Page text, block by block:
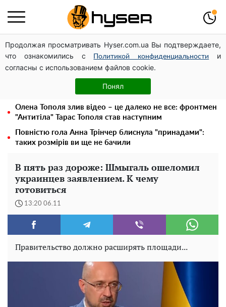
Продолжая просматривать Hyser.com.ua Вы подтверждаете,
что ознакомились с
Политикой конфиденциальности
и
согласны с использованием файлов cookie.
Понял
Стрілянина на заправці заради розваги: син одіозного
ексрегіонала випорхнув з СІЗО за смішні гроші вже
наступного дня
Гола Олена Тополя у цікавих позах змусила відвисати
щелепи: злив відео – було лише початком
Олена Тополя злив відео – це далеко не все: фронтмен
"Антитіла" Тарас Тополя став наступним
Повністю гола Анна Трінчер блиснула "принадами":
таких розмірів ви ще не бачили
В пять раз дороже: Шмыгаль ошеломил
украинцев заявлением. К чему
готовиться
13:20 06.11
Правительство должно расширять площади...